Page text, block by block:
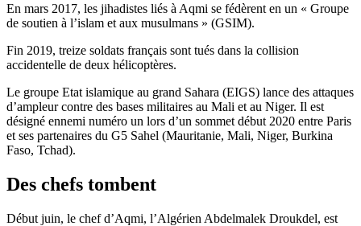
En mars 2017, les jihadistes liés à Aqmi se fédèrent en un « Groupe
de soutien à l’islam et aux musulmans » (GSIM).
Fin 2019, treize soldats français sont tués dans la collision
accidentelle de deux hélicoptères.
Le groupe Etat islamique au grand Sahara (EIGS) lance des attaques
d’ampleur contre des bases militaires au Mali et au Niger. Il est
désigné ennemi numéro un lors d’un sommet début 2020 entre Paris
et ses partenaires du G5 Sahel (Mauritanie, Mali, Niger, Burkina
Faso, Tchad).
Des chefs tombent
Début juin, le chef d’Aqmi, l’Algérien Abdelmalek Droukdel, est